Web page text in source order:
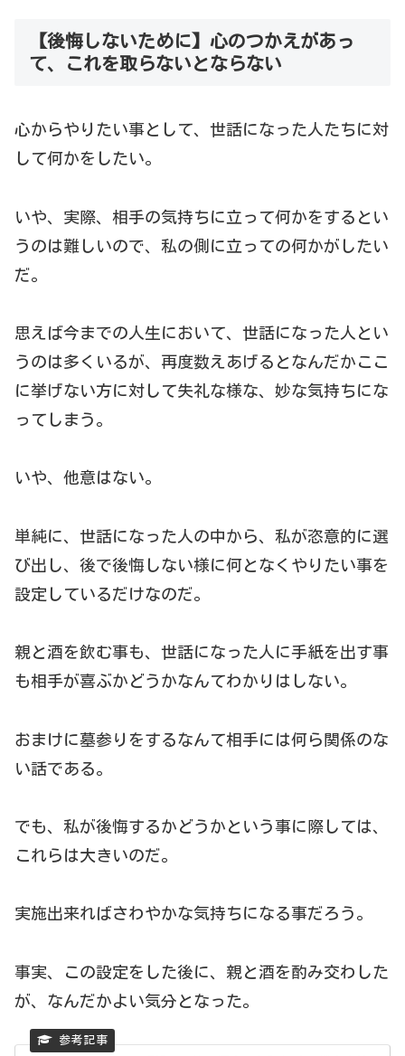
【後悔しないために】心のつかえがあっ
て、これを取らないとならない
心からやりたい事として、世話になった人たちに対
して何かをしたい。
いや、実際、相手の気持ちに立って何かをするとい
うのは難しいので、私の側に立っての何かがしたい
だ。
思えば今までの人生において、世話になった人とい
うのは多くいるが、再度数えあげるとなんだかここ
に挙げない方に対して失礼な様な、妙な気持ちにな
ってしまう。
いや、他意はない。
単純に、世話になった人の中から、私が恣意的に選
び出し、後で後悔しない様に何となくやりたい事を
設定しているだけなのだ。
親と酒を飲む事も、世話になった人に手紙を出す事
も相手が喜ぶかどうかなんてわかりはしない。
おまけに墓参りをするなんて相手には何ら関係のな
い話である。
でも、私が後悔するかどうかという事に際しては、
これらは大きいのだ。
実施出来ればさわやかな気持ちになる事だろう。
事実、この設定をした後に、親と酒を酌み交わした
が、なんだかよい気分となった。